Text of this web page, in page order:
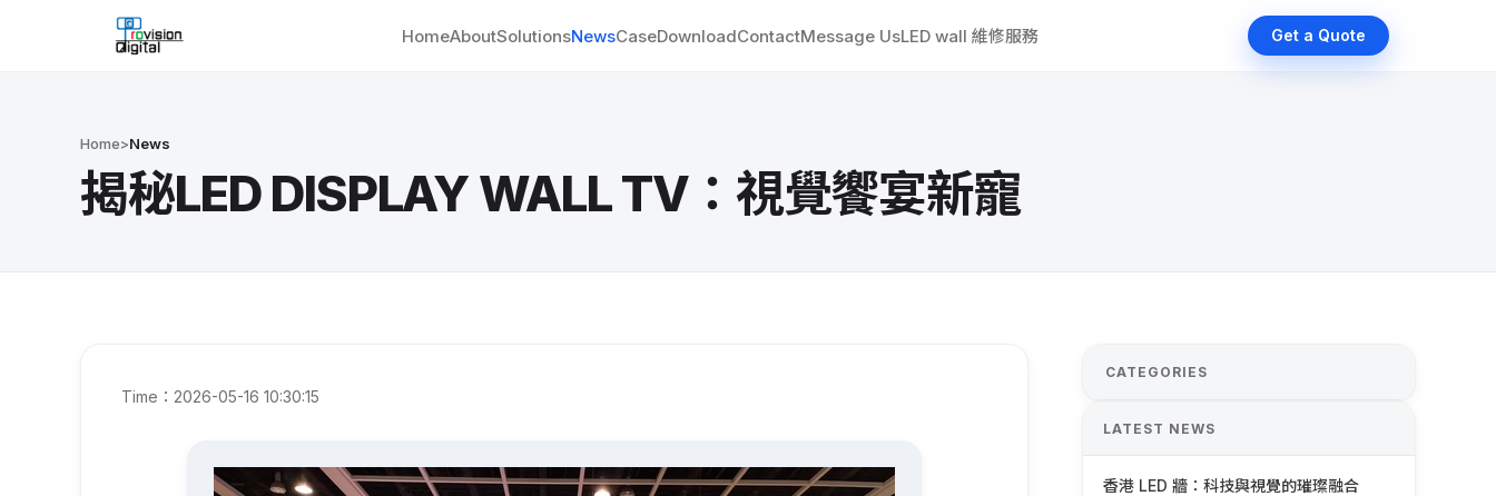
HomeAboutSolutionsNewsCaseDownloadContactMessage UsLED wall 維修服務 Get a Quote
Home>News
揭秘LED DISPLAY WALL TV：視覺饗宴新寵
Time：2026-05-16 10:30:15
CATEGORIES
LATEST NEWS
香港 LED 牆：科技與視覺的璀璨融合